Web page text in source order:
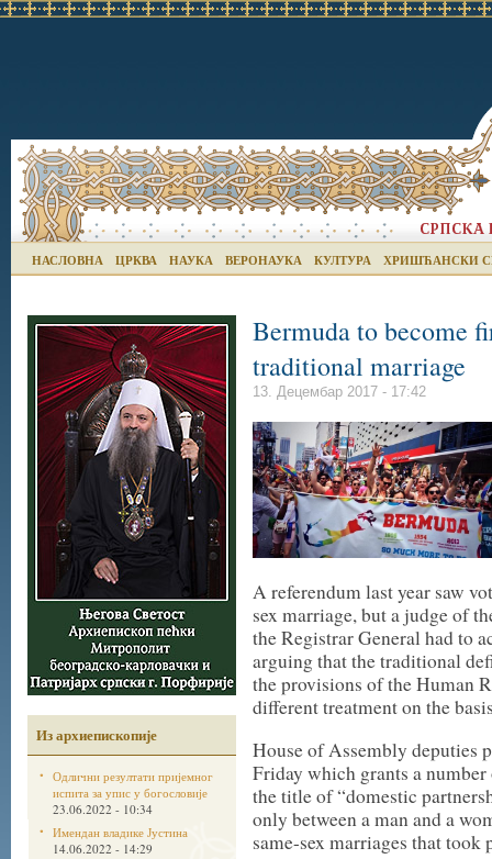
НАСЛОВНА ЦРКВА НАУКА ВЕРОНАУКА КУЛТУРА ХРИШЋАНСКИ
Из архиепископије
Одлични резултати пријемног
испита за упис у богословије
23.06.2022 - 10:34
Имендан владике Јустина
14.06.2022 - 14:29
Bermuda to become
traditional marriage
13. Децембар 2017 - 17:42
A referendum last year saw
sex marriage, but a judge of
the Registrar General had to
arguing that the traditional
the provisions of the Human
different treatment on the
House of Assembly deputies
Friday which grants a
the title of “domestic
only between a man and a
same-sex marriages that took